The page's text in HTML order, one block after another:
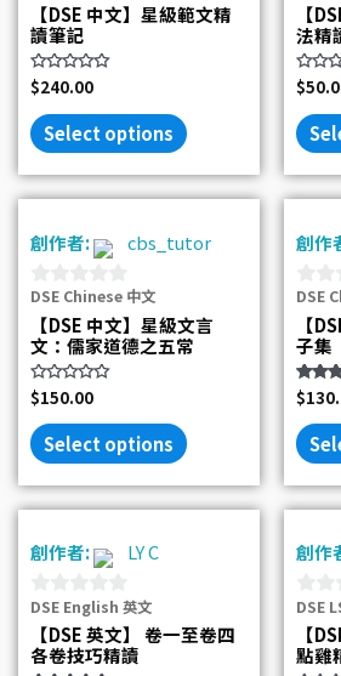
out
of
5
【DSE 中文】星級範文精
讀筆記
Rated
0
out
of
5
$240.00
Select options
out
of
5
【
法精
Rated
0
out
of
5
$
創作者: cbs_tutor
0
out
of
5
DSE Chinese 中文
【DSE 中文】星級文言
文：儒家道德之五常
Rated
0
out
of
5
$150.00
Select options
創作
0
out
of
5
DSE
【
子集
Rated
4.00
out of
$
創作者: LY C
0
out
of
DSE English 英文
【DSE 英文】 卷一至卷四
各卷技巧精讀
創作
0
out
of
DSE
【
點雞